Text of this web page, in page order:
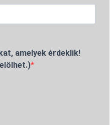
amelyek érdeklik!